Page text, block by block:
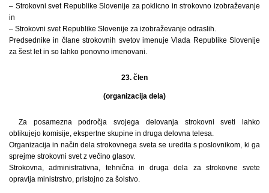
– Strokovni svet Republike Slovenije za poklicno in strokovno izobraževanje
in
– Strokovni svet Republike Slovenije za izobraževanje odraslih.
Predsednike in člane strokovnih svetov imenuje Vlada Republike Slovenije
za šest let in so lahko ponovno imenovani.
23. člen
(organizacija dela)
Za posamezna področja svojega delovanja strokovni sveti lahko
oblikujejo komisije, ekspertne skupine in druga delovna telesa.
Organizacija in način dela strokovnega sveta se uredita s poslovnikom, ki ga
sprejme strokovni svet z večino glasov.
Strokovna, administrativna, tehnična in druga dela za strokovne svete
opravlja ministrstvo, pristojno za šolstvo.